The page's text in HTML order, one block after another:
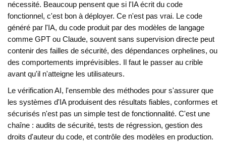
nécessité. Beaucoup pensent que si l'IA écrit du code
fonctionnel, c'est bon à déployer. Ce n'est pas vrai. Le code
généré par l'IA, du code produit par des modèles de langage
comme GPT ou Claude, souvent sans supervision directe peut
contenir des failles de sécurité, des dépendances orphelines, ou
des comportements imprévisibles. Il faut le passer au crible
avant qu'il n'atteigne les utilisateurs.
Le vérification AI , l'ensemble des méthodes pour s'assurer que
les systèmes d'IA produisent des résultats fiables, conformes et
sécurisés n'est pas un simple test de fonctionnalité. C'est une
chaîne : audits de sécurité, tests de régression, gestion des
droits d'auteur du code, et contrôle des modèles en production.